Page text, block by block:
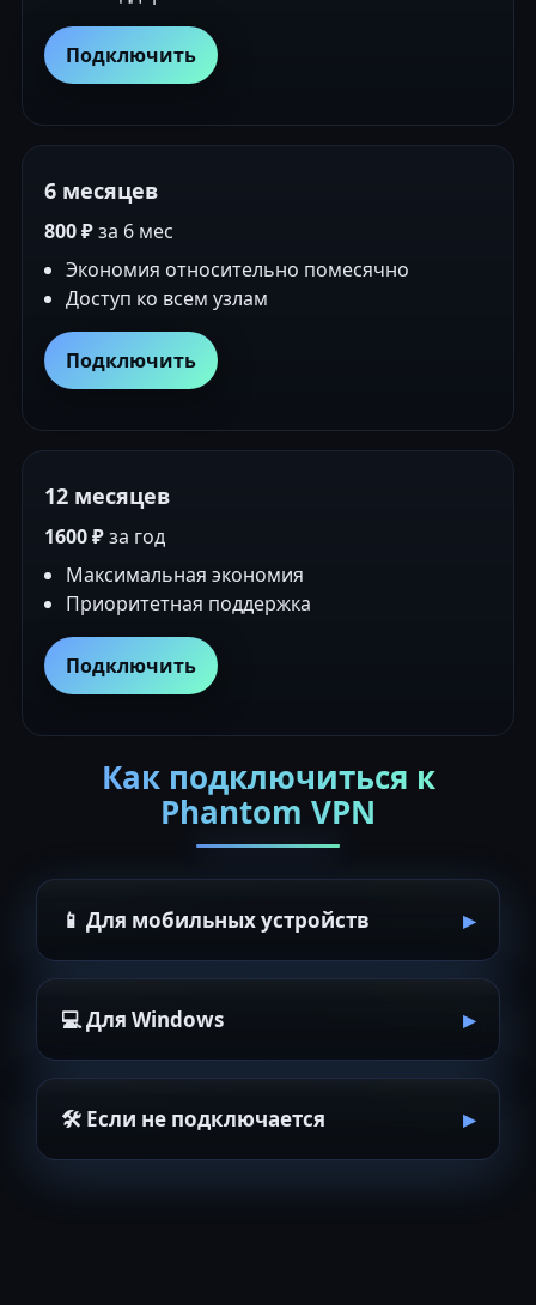
Подключить
6 месяцев
800 ₽за 6 мес
Экономия относительно помесячно
Доступ ко всем узлам
Подключить
12 месяцев
1600 ₽за год
Максимальная экономия
Приоритетная поддержка
Подключить
Как подключиться к
Phantom VPN
📱 Для мобильных устройств
💻 Для Windows
🛠 Если не подключается